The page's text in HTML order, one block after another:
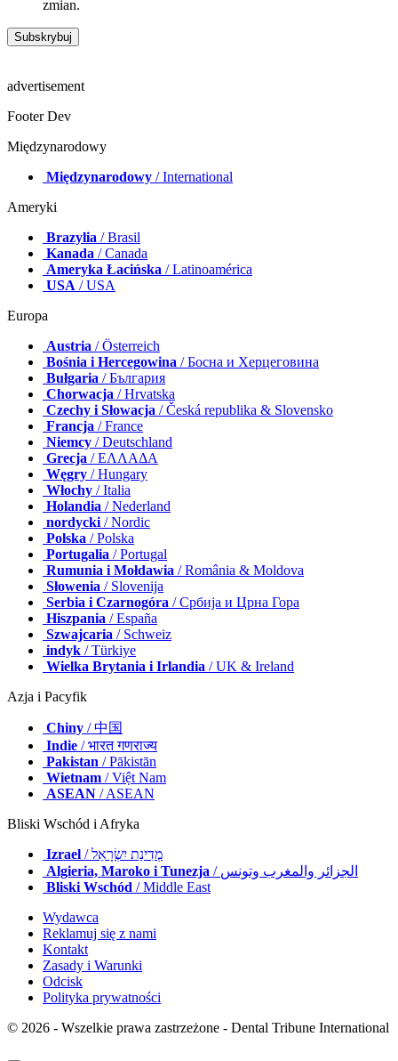
zmian.
advertisement
Footer Dev
Międzynarodowy
Międzynarodowy / International
Ameryki
Brazylia / Brasil
Kanada / Canada
Ameryka Łacińska / Latinoamérica
USA / USA
Europa
Austria / Österreich
Bośnia i Hercegowina / Босна и Херцеговина
Bułgaria / България
Chorwacja / Hrvatska
Czechy i Słowacja / Česká republika & Slovensko
Francja / France
Niemcy / Deutschland
Grecja / ΕΛΛΑΔΑ
Węgry / Hungary
Włochy / Italia
Holandia / Nederland
nordycki / Nordic
Polska / Polska
Portugalia / Portugal
Rumunia i Mołdawia / România & Moldova
Słowenia / Slovenija
Serbia i Czarnogóra / Србија и Црна Гора
Hiszpania / España
Szwajcaria / Schweiz
indyk / Türkiye
Wielka Brytania i Irlandia / UK & Ireland
Azja i Pacyfik
Chiny / 中国
Indie / भारत गणराज्य
Pakistan / Pākistān
Wietnam / Việt Nam
ASEAN / ASEAN
Bliski Wschód i Afryka
Izrael
/ מְדִינַת יִשְׂרָאֵל
Algieria, Maroko i Tunezja
/ الجزائر والمغرب وتونس
Bliski Wschód / Middle East
Wydawca
Reklamuj się z nami
Kontakt
Zasady i Warunki
Odcisk
Polityka prywatności
© 2026 - Wszelkie prawa zastrzeżone - Dental Tribune International